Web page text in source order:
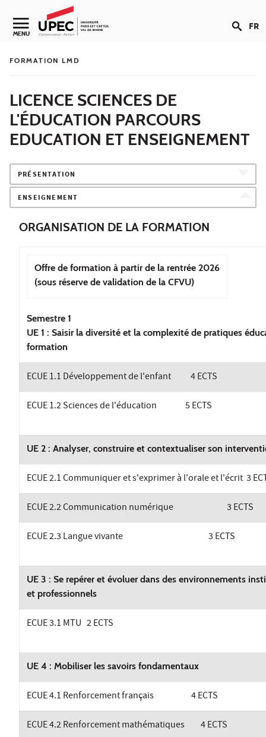
Aller au contenu
Navigation secondaire
MENU FR
FORMATION LMD
LICENCE SCIENCES DE
L'ÉDUCATION PARCOURS
EDUCATION ET ENSEIGNEMENT
PRÉSENTATION
ENSEIGNEMENT
ORGANISATION DE LA FORMATION
Offre de formation à partir de la rentrée 2026
(sous réserve de validation de la CFVU)
Semestre 1
UE 1 : Saisir la diversité et la complexité de pratiques
formation
ECUE 1.1 Développement de l'enfant 4 ECTS
ECUE 1.2 Sciences de l'éducation 5 ECTS
UE 2 : Analyser, construire et contextualiser son
ECUE 2.1 Communiquer et s'exprimer à l'orale et l'écrit 3
ECUE 2.2 Communication numérique 3 ECTS
ECUE 2.3 Langue vivante 3 ECTS
UE 3 : Se repérer et évoluer dans des environnements
et professionnels
ECUE 3.1 MTU 2 ECTS
UE 4 : Mobiliser les savoirs fondamentaux
ECUE 4.1 Renforcement français 4 ECTS
ECUE 4.2 Renforcement mathématiques 4 ECTS